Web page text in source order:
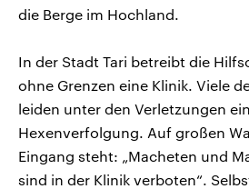
die Berge im Hochland.
In der Stadt Tari betreibt die
ohne Grenzen eine Klinik. Viele
leiden unter den Verletzungen
Hexenverfolgung. Auf großen
Eingang steht: „Macheten und
sind in der Klinik verboten“.